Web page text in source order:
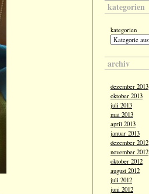
kategorien
kategorien
archiv
dezember 2013
oktober 2013
juli 2013
mai 2013
april 2013
januar 2013
dezember 2012
november 2012
oktober 2012
august 2012
juli 2012
juni 2012